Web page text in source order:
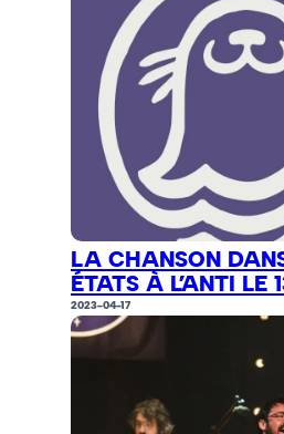
LA CHANSON
ÉTATS À L’ANTI LE
2023-04-17